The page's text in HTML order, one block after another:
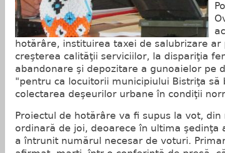
hotărâre, instituirea taxei de salubrizare ar
creşterea calităţii serviciilor, la dispariţia
abandonare şi depozitare a gunoaielor pe
"pentru ca locuitorii municipiului Bistriţa să
colectarea deşeurilor urbane în condiţii
Proiectul de hotărâre va fi supus la vot, din
ordinară de joi, deoarece în ultima şedinţa
a întrunit numărul necesar de voturi.